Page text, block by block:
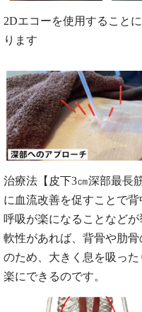
2Dエコーを使用すること
ります
治療法【皮下3㎝深部最長
に血流改善を促すことで
呼吸が楽になることなど
軟性があれば、背骨や肋
のため、大きく息を吸っ
楽にできるのです。